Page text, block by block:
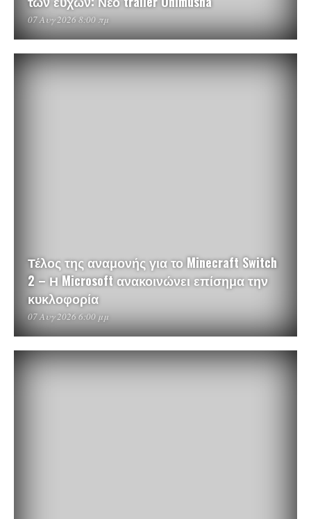
07 Αυγ 2026 8:00 πμ
Τέλος της αναμονής για το Minecraft Switch
2 – Η Microsoft ανακοινώνει επίσημα την
κυκλοφορία
07 Αυγ 2026 6:00 μμ